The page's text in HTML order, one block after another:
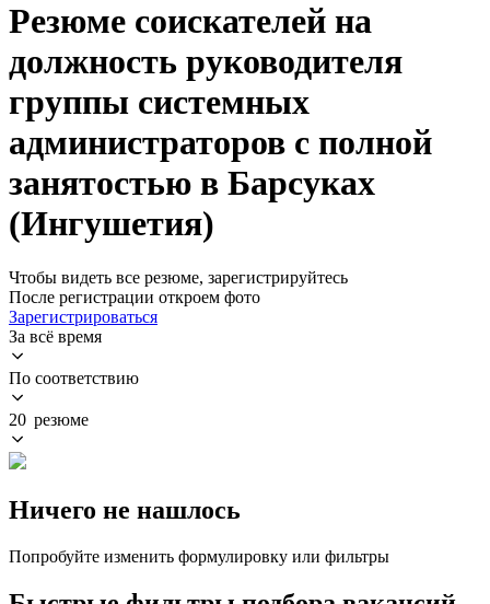
Резюме соискателей на
должность руководителя
группы системных
администраторов с полной
занятостью в Барсуках
(Ингушетия)
Чтобы видеть все резюме, зарегистрируйтесь
После регистрации откроем фото
Зарегистрироваться
За всё время
По соответствию
20 резюме
Ничего не нашлось
Попробуйте изменить формулировку или фильтры